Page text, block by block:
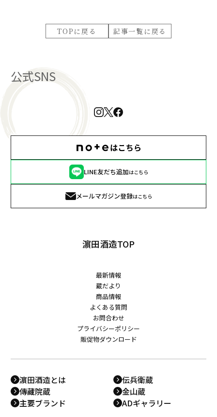
TOPに戻る 記事一覧に戻る
公式SNS
LINE友だち追加はこちら
メールマガジン登録はこちら
濵田酒造TOP
最新情報
蔵だより
商品情報
よくある質問
お問合わせ
プライバシーポリシー
販促物ダウンロード
濵田酒造とは
伝兵衛蔵
傳藏院蔵
金山蔵
主要ブランド
ADギャラリー